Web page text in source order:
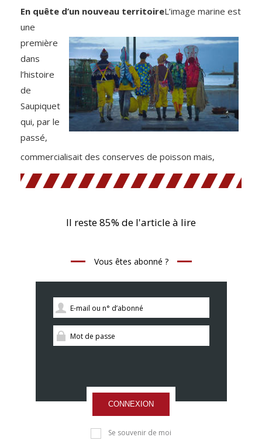
En quête d’un nouveau territoireL’image marine est
une
première
dans
l’histoire
de
Saupiquet
qui, par le
passé,
commercialisait des conserves de poisson mais,
Il reste 85% de l'article à lire
Vous êtes abonné ?
CONNEXION
Se souvenir de moi